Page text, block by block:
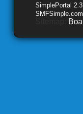
SimplePortal